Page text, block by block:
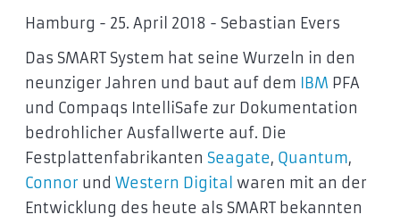
Hamburg - 25. April 2018 - Sebastian Evers
Das SMART System hat seine Wurzeln in den
neunziger Jahren und baut auf dem IBM PFA
und Compaqs IntelliSafe zur Dokumentation
bedrohlicher Ausfallwerte auf. Die
Festplattenfabrikanten Seagate, Quantum,
Connor und Western Digital waren mit an der
Entwicklung des heute als SMART bekannten